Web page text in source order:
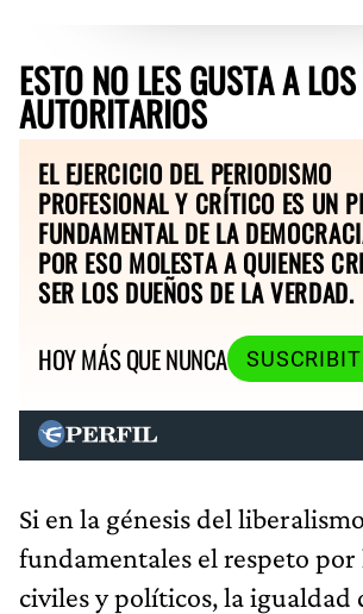
ESTO NO LES GUSTA A LOS
AUTORITARIOS
EL EJERCICIO DEL PERIODISMO
PROFESIONAL Y CRÍTICO ES UN
FUNDAMENTAL DE LA
POR ESO MOLESTA A QUIENES
SER LOS DUEÑOS DE LA VERDAD.
HOY MÁS QUE NUNCA
Si en la génesis del
fundamentales el respeto por
civiles y políticos, la igualdad